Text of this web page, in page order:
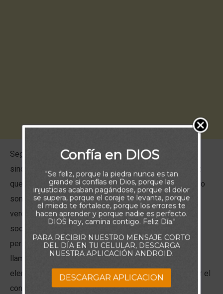
Seguir a Jesús requiere un compromiso profundo y
sincero. Negarse a uno mismo y tomar con valor la cruz
que la vida nos coloque, no son decisiones fáciles, pero
son esenciales para quienes desean seguir
verdaderamente los pasos del Señor. En nuestra
sociedad, a menudo buscamos la comodidad y el éxito
personal, pero el camino del servicio es diferente. Nos
llama a no caer en la tentación de colocar estos
elementos como la prioridad de lo que somos, sino por el
contrario poner a Cristo en el centro de nuestras vidas,
Confía en DIOS
"Se feliz, porque la piedra nunca es tan
grande si confías en Dios, porque las
injusticias acaban pagándose, porque el dolor
se supera, porque el coraje te levanta, porque
el miedo te fortalece, porque los errores te
hacen aprender y porque nadie es perfecto.
DIOS hoy, camina contigo. Feliz Día."
PARA RECIBIR NUESTRO MENSAJE CORTO
DEL DÍA EN TU CELULAR, DESCARGA
NUESTRA APLICACIÓN ANDROID.
DESCARGAR APLICACION